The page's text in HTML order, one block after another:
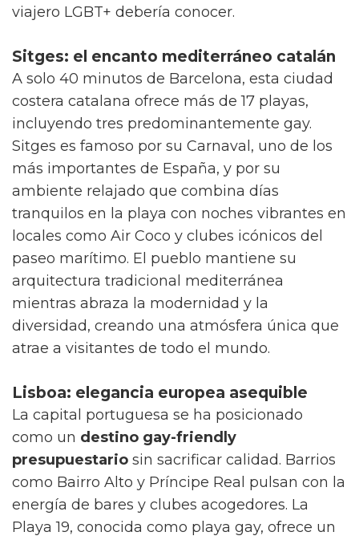
viajero LGBT+ debería conocer.
Sitges: el encanto mediterráneo catalán
A solo 40 minutos de Barcelona, esta ciudad
costera catalana ofrece más de 17 playas,
incluyendo tres predominantemente gay.
Sitges es famoso por su Carnaval, uno de los
más importantes de España, y por su
ambiente relajado que combina días
tranquilos en la playa con noches vibrantes en
locales como Air Coco y clubes icónicos del
paseo marítimo. El pueblo mantiene su
arquitectura tradicional mediterránea
mientras abraza la modernidad y la
diversidad, creando una atmósfera única que
atrae a visitantes de todo el mundo.
Lisboa: elegancia europea asequible
La capital portuguesa se ha posicionado
como un destino gay-friendly
presupuestario sin sacrificar calidad. Barrios
como Bairro Alto y Príncipe Real pulsan con la
energía de bares y clubes acogedores. La
Playa 19, conocida como playa gay, ofrece un